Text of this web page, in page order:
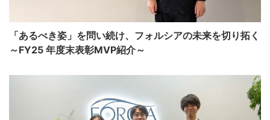
「あるべき姿」を問い続け、フォルシアの未来を切り拓く
～FY25 年度末表彰MVP紹介～